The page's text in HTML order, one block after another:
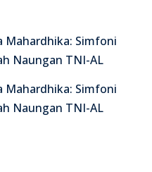
Mahardhika: Simfoni
Naungan TNI-AL
Mahardhika: Simfoni
Naungan TNI-AL